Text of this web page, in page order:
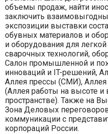
объемы продаж, найти
заключить
экспозиции выставки
обувных материалов и
и оборудования для
сварочных технологий,
Салон промышленной и
инноваций и IT-решений,
Аллея прессы (СМИ),
(Аллея работы на высоте
пространстве). Также на
Зона Деловых
коммуникации с
корпораций России.